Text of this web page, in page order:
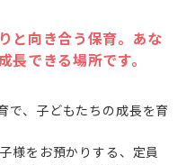
と向き合う保育。あな
長できる場所です。
で、子どもたちの成長を育
様をお預かりする、定員